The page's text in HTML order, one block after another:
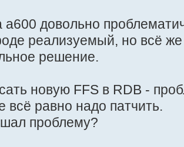
а600 довольно
реализуемый, но всё
решение.
новую FFS в RDB -
всё равно надо патчить.
проблему?